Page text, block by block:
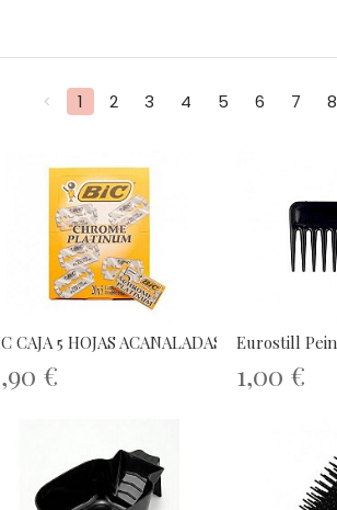
< 1 2 3 4 5 6 7 8
CAJA 5 HOJAS ACANALADAS
€
Eurostill
1,00 €